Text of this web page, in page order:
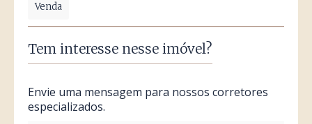
Venda
Tem interesse nesse imóvel?
Envie uma mensagem para nossos corretores
especializados.